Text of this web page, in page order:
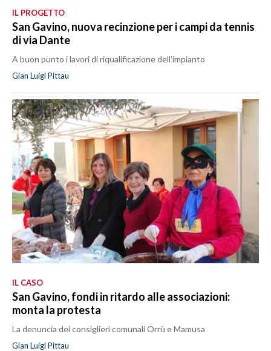
IL PROGETTO
San Gavino, nuova recinzione per i campi da tennis
di via Dante
A buon punto i lavori di riqualificazione dell’impianto
Gian Luigi Pittau
IL CASO
San Gavino, fondi in ritardo alle associazioni:
monta la protesta
La denuncia dei consiglieri comunali Orrù e Mamusa
Gian Luigi Pittau